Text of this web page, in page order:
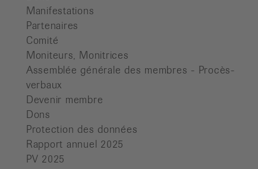
Manifestations
Partenaires
Comité
Moniteurs, Monitrices
Assemblée générale des membres - Procès-
verbaux
Devenir membre
Dons
Protection des données
Rapport annuel 2025
PV 2025